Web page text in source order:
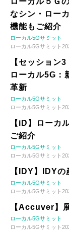
なシン・ロー
機能もご紹介
ローカル5Gサミット
ローカル5Gサミット
【セッション
ローカル5G：
革新
ローカル5Gサミット
ローカル5Gサミット
【iD】ローカ
ご紹介
ローカル5Gサミット
ローカル5Gサミット
【IDY】IDY
ローカル5Gサミット
ローカル5Gサミット
【Accuver】
ローカル5Gサミット
ローカル5Gサミット